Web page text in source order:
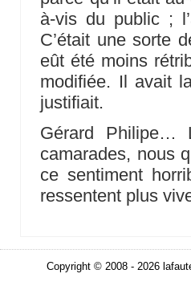
à-vis du public ;
C’était une sorte
eût été moins
modifiée. Il avait
justifiait.
Gérard Philipe…
camarades, nous
ce sentiment
ressentent plus
Copyright © 2008 - 2026